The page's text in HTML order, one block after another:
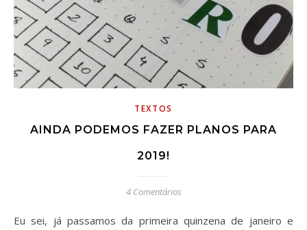
TEXTOS
AINDA PODEMOS FAZER PLANOS PARA
2019!
4 Comentários
Eu sei, já passamos da primeira quinzena de janeiro e